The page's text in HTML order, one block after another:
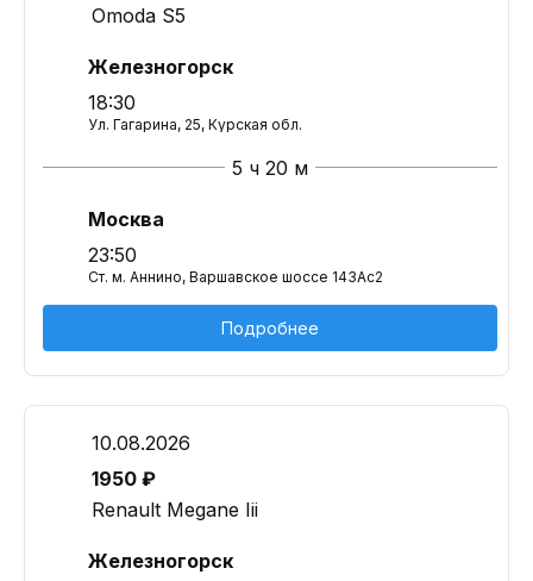
Omoda S5
Железногорск
18:30
Ул. Гагарина, 25, Курская обл.
5 ч 20 м
Москва
23:50
Ст. м. Аннино, Варшавское шоссе 143Ас2
Подробнее
10.08.2026
1950 ₽
Renault Megane Iii
Железногорск